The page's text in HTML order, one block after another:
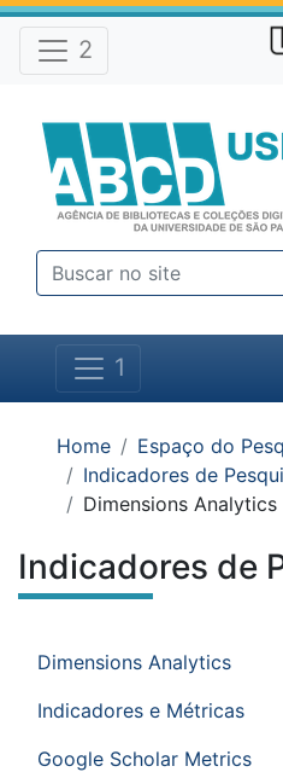
e Ferramentas do site
Ir para o conteúdo [1]
Ir para o menu [2]
Ir para a busca [3]
2
1
Home
Espaço do
Indicadores de
Dimensions Analytics
Conteúdo do site
Você está na área:
Indicadores de
Ir para o menu de sub-
Menu de sub-páginas
Dimensions Analytics
Indicadores e Métricas
Google Scholar Metrics